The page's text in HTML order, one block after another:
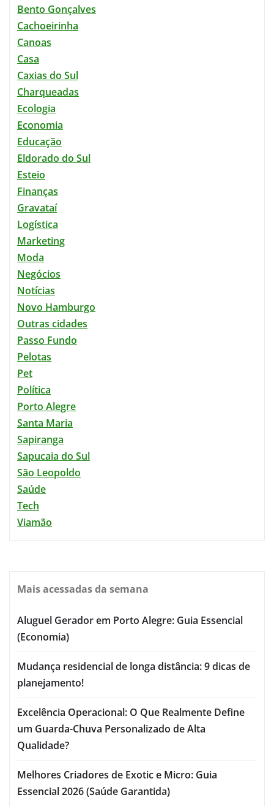
Bento Gonçalves
Cachoeirinha
Canoas
Casa
Caxias do Sul
Charqueadas
Ecologia
Economia
Educação
Eldorado do Sul
Esteio
Finanças
Gravataí
Logística
Marketing
Moda
Negócios
Notícias
Novo Hamburgo
Outras cidades
Passo Fundo
Pelotas
Pet
Política
Porto Alegre
Santa Maria
Sapiranga
Sapucaia do Sul
São Leopoldo
Saúde
Tech
Viamão
Mais acessadas da semana
Aluguel Gerador em Porto Alegre: Guia Essencial
(Economia)
Mudança residencial de longa distância: 9 dicas de
planejamento!
Excelência Operacional: O Que Realmente Define
um Guarda-Chuva Personalizado de Alta
Qualidade?
Melhores Criadores de Exotic e Micro: Guia
Essencial 2026 (Saúde Garantida)